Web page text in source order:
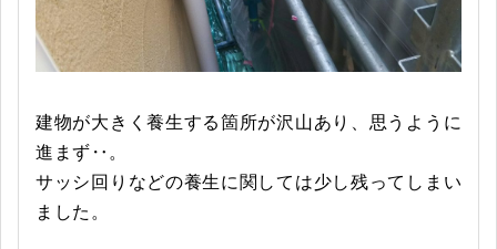
建物が大きく養生する箇所が沢山あり、思うように
進まず‥。
サッシ回りなどの養生に関しては少し残ってしまい
ました。